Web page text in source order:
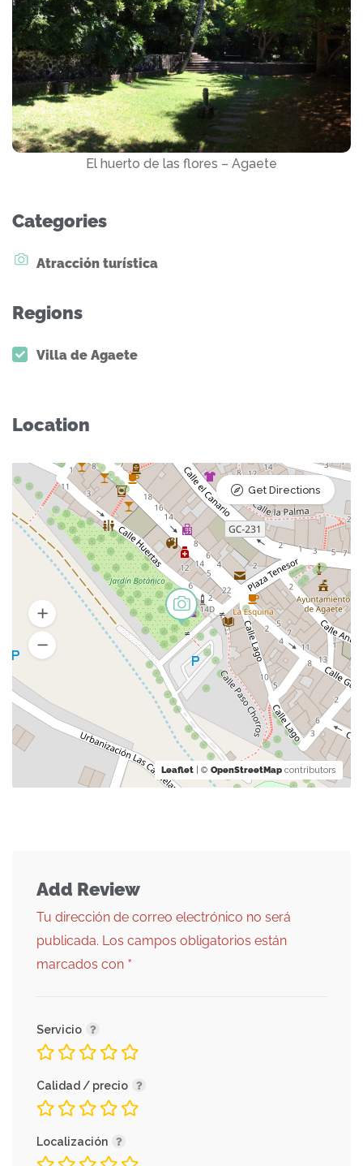
El huerto de las flores – Agaete
Categories
Atracción turística
Regions
Villa de Agaete
Location
Leaflet | © OpenStreetMap contributors
Get Directions
Add Review
Tu dirección de correo electrónico no será
publicada. Los campos obligatorios están
marcados con *
Servicio
Calidad / precio
Localización